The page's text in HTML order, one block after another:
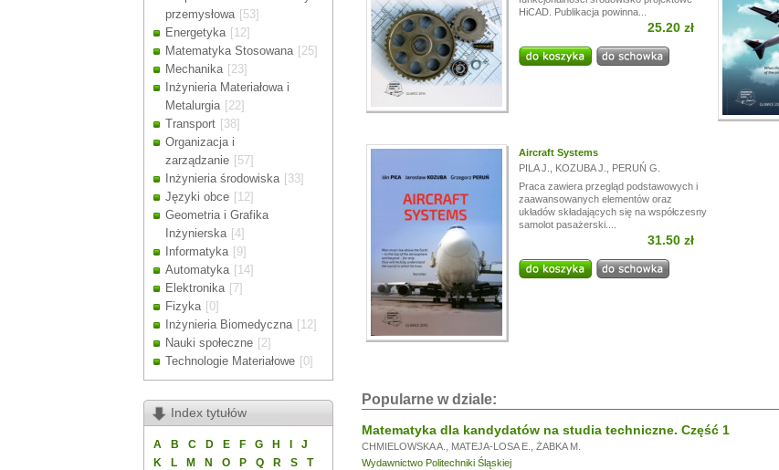
Drodzy Klienci!
Ze względu na przerwę wakacyjną, w dniach od13.07. do24.07,
zamówienia mogą być realizowane z opóźnieniem.
Dziękujemy za wyrozumiałość.
przemysłowa [53]
Energetyka [12]
Matematyka Stosowana [25]
Mechanika [23]
Inżynieria Materiałowa i
Metalurgia [22]
Transport [38]
Organizacja i
zarządzanie [57]
Inżynieria środowiska [33]
Języki obce [12]
Geometria i Grafika
Inżynierska [4]
Informatyka [9]
Automatyka [14]
Elektronika [7]
Fizyka [0]
Inżynieria Biomedyczna [12]
Nauki społeczne [2]
Technologie Materiałowe [0]
Index tytułów
A B C D E F G H
J
K
L M N O P Q R S
T
HiCAD. Publikacja powinna...
25.20 zł
Aircraft Systems
PILA J.
KOZUBA J.
PERUŃ G.
Praca zawiera przegląd podstawowych i
zaawansowanych elementów oraz
układów składających się na współczesny
samolot pasażerski....
31.50 zł
Popularne w dziale:
Matematyka dla kandydatów na studia techniczne. Część 1
CHMIELOWSKA A. MATEJA-LOSA E.
ŻABKA M.
Wydawnictwo Politechniki Śląskiej